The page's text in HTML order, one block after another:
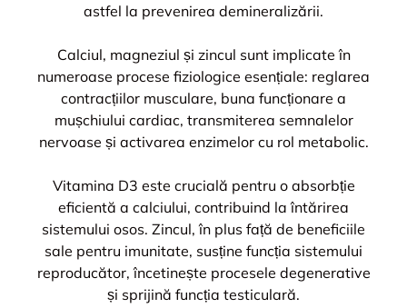
astfel la prevenirea demineralizării.
Calciul, magneziul și zincul sunt implicate în
numeroase procese fiziologice esențiale: reglarea
contracțiilor musculare, buna funcționare a
mușchiului cardiac, transmiterea semnalelor
nervoase și activarea enzimelor cu rol metabolic.
Vitamina D3 este crucială pentru o absorbție
eficientă a calciului, contribuind la întărirea
sistemului osos. Zincul, în plus față de beneficiile
sale pentru imunitate, susține funcția sistemului
reproducător, încetinește procesele degenerative
și sprijină funcția testiculară.